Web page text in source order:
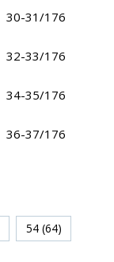
30-31/176
32-33/176
34-35/176
36-37/176
54 (64)